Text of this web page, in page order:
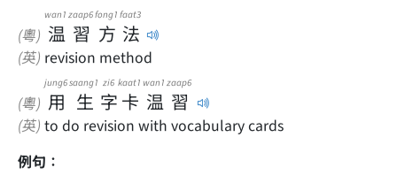
(粵) 温
wan1
習
zaap6
方
fong1
法
faat3
(英) revision method
(粵) 用
jung6
生
saang1
字
zi6
卡
kaat1
温
wan1
習
zaap6
(英) to do revision with vocabulary cards
例句：